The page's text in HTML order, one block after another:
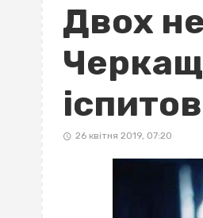
Двох
26 квітня 2019, 07:20